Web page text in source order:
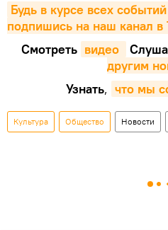
Будь в курсе всех
подпишись на наш канал в
Смотреть видео
другим
Узнать, что мы
Культура Общество Новости